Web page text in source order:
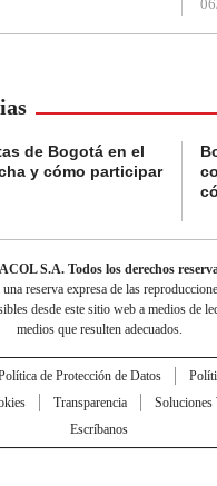
de Bogotá en el
y cómo participar
S.A. Todos los derechos
reserva expresa de las
desde este sitio web a medios de
medios que resulten adecuados.
de Protección de Datos
Transparencia Soluciones
Escríbanos